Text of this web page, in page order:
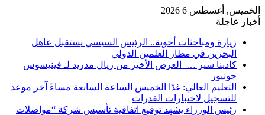
الخميس, أغسطس 6 2026
أخبار عاجلة
زيارة ومباحثات أخوية.. الرئيس السيسي يستقبل عاهل
البحرين في مطار العلمين الدولي
كادينا سير … العرض الأخير من ريال مدريد لـ فينيسوس
جونيور
التعليم العالي: غدًا الخميس الساعة السابعة مساءً آخر موعد
للتسجيل لاختبارات القدرات
رئيس الوزراء يشهد توقيع اتفاقية تأسيس شركة “مواصلات